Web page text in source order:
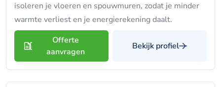
isoleren je vloeren en spouwmuren, zodat je minder
warmte verliest en je energierekening daalt.
Offerte
aanvragen
Bekijk profiel